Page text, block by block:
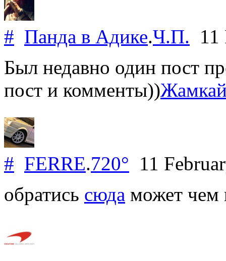
# Панда в Адике.Ч.П. 11
Был недавно один пост
пост и комменты))Жамкай
# FERRE.720° 11
обратись сюда может чем